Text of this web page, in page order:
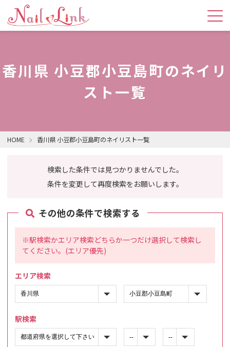
香川県 小豆郡小豆島町のネイリ
スト一覧
HOME 香川県 小豆郡小豆島町のネイリスト一覧
検索した条件では見つかりませんでした。
条件を変更して再度検索をお願いします。
その他の条件で検索する
※駅検索かエリア検索どちらか一つだけ選択して検索し
てください。(エリア優先)
エリア検索
駅検索